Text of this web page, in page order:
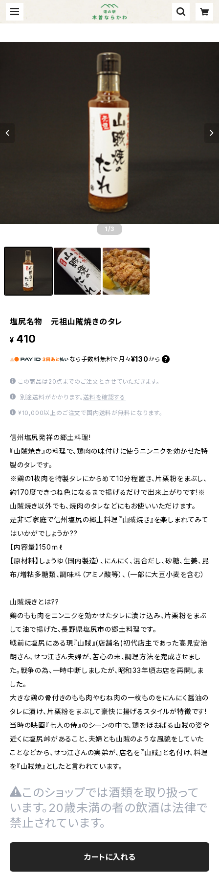
1 /3
塩尻名物 元祖山賊焼きのタレ
¥ 410
なら 手数料無料で 月々¥130 から
この商品は20点までのご注文とさせていただきます。
別途送料がかかります。送料を確認する
¥10,000以上のご注文で国内送料が無料になります。
信州塩尻発祥の郷土料理!
『山賊焼き』の料理で、鶏肉の味付けに使うニンニクを効かせた特
製のタレです。
※鶏の1枚肉を特製タレにからめて10分程置き、片栗粉をまぶし、
約170度できつね色になるまで揚げるだけで出来上がりです!※
山賊焼き以外でも、焼肉のタレなどにもお使いいただけます。
是非!ご家庭で信州塩尻の郷土料理『山賊焼き』を楽しまれてみて
はいかがでしょうか??
【内容量】150ｍℓ
【原材料】しょうゆ（国内製造）、にんにく、混合だし、砂糖、生姜、昆
布/増粘多糖類、調味料（アミノ酸等）、（一部に大豆小麦を含む）
山賊焼きとは??
鶏のもも肉をニンニクを効かせたタレに漬け込み、片栗粉をまぶ
して油で揚げた、長野県塩尻市の郷土料理です。
戦前に塩尻にある現『山賊』(店舗名)初代店主であった高見安治
朗さん、せつ江さん夫婦が、苦心の末、調理方法を完成させまし
た。戦争の為、一時中断しましたが、昭和33年頃お店を再開しま
した。
大きな鶏の骨付きのもも肉やむね肉の一枚ものをにんにく醤油の
タレに漬け、片栗粉をまぶして豪快に揚げるスタイルが特徴です!
当時の映画『七人の侍』のシーンの中で、鶏をほおばる山賊の姿や
近くに塩尻峠があること、夫婦とも山賊のような風貌をしていた
ことなどから、せつ江さんの実弟が、店名を『山賊』と名付け、料理
を『山賊焼』としたと言われています。
このショップでは酒類を取り扱って
います。20歳未満の者の飲酒は法律で
禁止されています。
カートに入れる